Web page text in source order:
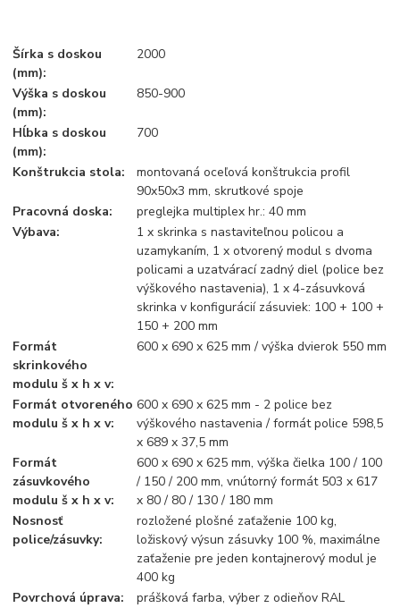
Šírka s doskou
(mm):
2000
Výška s doskou
(mm):
850-900
Hĺbka s doskou
(mm):
700
Konštrukcia stola:
montovaná oceľová konštrukcia profil
90x50x3 mm, skrutkové spoje
Pracovná doska:
preglejka multiplex hr.: 40 mm
Výbava:
1 x skrinka s nastaviteľnou policou a
uzamykaním, 1 x otvorený modul s dvoma
policami a uzatvárací zadný diel (police bez
výškového nastavenia), 1 x 4-zásuvková
skrinka v konfigurácií zásuviek: 100 + 100 +
150 + 200 mm
Formát
skrinkového
modulu š x h x v:
600 x 690 x 625 mm / výška dvierok 550 mm
Formát otvoreného
modulu š x h x v:
600 x 690 x 625 mm - 2 police bez
výškového nastavenia / formát police 598,5
x 689 x 37,5 mm
Formát
zásuvkového
modulu š x h x v:
600 x 690 x 625 mm, výška čielka 100 / 100
/ 150 / 200 mm, vnútorný formát 503 x 617
x 80 / 80 / 130 / 180 mm
Nosnosť
police/zásuvky:
rozložené plošné zaťaženie 100 kg,
ložiskový výsun zásuvky 100 %, maximálne
zaťaženie pre jeden kontajnerový modul je
400 kg
Povrchová úprava:
prášková farba, výber z odieňov RAL